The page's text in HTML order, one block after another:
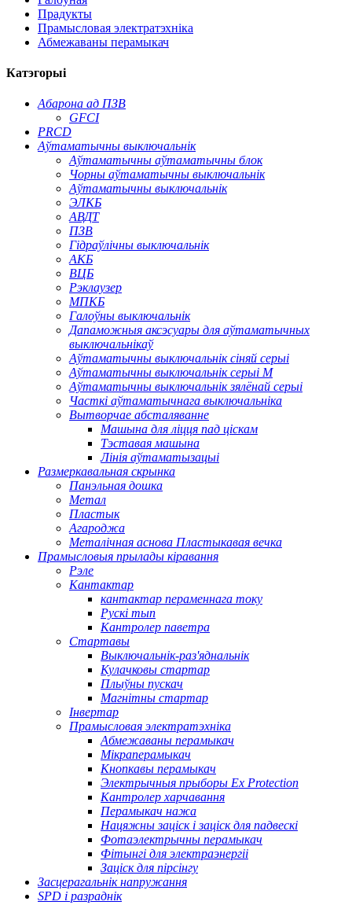
Прадукты
Прамысловая электратэхніка
Абмежаваны перамыкач
Катэгорыі
Абарона ад ПЗВ
GFCI
PRCD
Аўтаматычны выключальнік
Аўтаматычны аўтаматычны блок
Чорны аўтаматычны выключальнік
Аўтаматычны выключальнік
ЭЛКБ
АВДТ
ПЗВ
Гідраўлічны выключальнік
АКБ
ВЦБ
Рэклаузер
МПКБ
Галоўны выключальнік
Дапаможныя аксэсуары для аўтаматычных
выключальнікаў
Аўтаматычны выключальнік сіняй серыі
Аўтаматычны выключальнік серыі M
Аўтаматычны выключальнік зялёнай серыі
Часткі аўтаматычнага выключальніка
Вытворчае абсталяванне
Машына для ліцця пад ціскам
Тэставая машына
Лінія аўтаматызацыі
Размеркавальная скрынка
Панэльная дошка
Метал
Пластык
Агароджа
Металічная аснова Пластыкавая вечка
Прамысловыя прылады кіравання
Рэле
Кантактар
кантактар ​​пераменнага току
Рускі тып
Кантролер паветра
Стартавы
Выключальнік-раз'яднальнік
Кулачковы стартар
Плыўны пускач
Магнітны стартар
Інвертар
Прамысловая электратэхніка
Абмежаваны перамыкач
Мікраперамыкач
Кнопкавы перамыкач
Электрычныя прыборы Ex Protection
Кантролер харчавання
Перамыкач нажа
Нацяжны заціск і заціск для падвескі
Фотаэлектрычны перамыкач
Фітынгі для электраэнергіі
Заціск для пірсінгу
Засцерагальнік напружання
SPD і разраднік